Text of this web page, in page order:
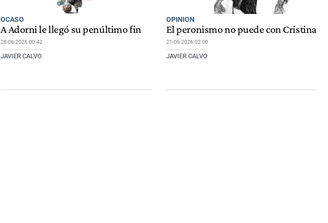
OCASO
A Adorni le llegó su penúltimo fin
28-06-2026 00:42
JAVIER CALVO
OPINION
El peronismo no puede con Cristina
21-06-2026 02:00
JAVIER CALVO